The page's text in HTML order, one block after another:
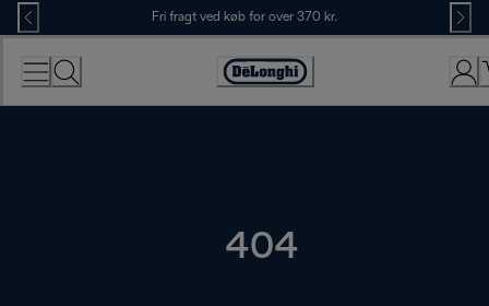
Skip
to
Content
Fri fragt ved køb for over 370 kr.
Accessibility
Statement
404